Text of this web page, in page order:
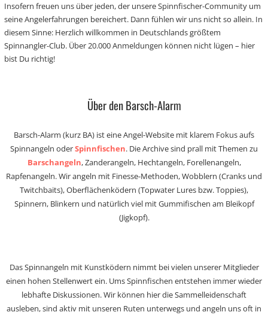
Insofern freuen uns über jeden, der unsere Spinnfischer-Community um
seine Angelerfahrungen bereichert. Dann fühlen wir uns nicht so allein. In
diesem Sinne: Herzlich willkommen in Deutschlands größtem
Spinnangler-Club. Über 20.000 Anmeldungen können nicht lügen – hier
bist Du richtig!
Über den Barsch-Alarm
Barsch-Alarm (kurz BA) ist eine Angel-Website mit klarem Fokus aufs
Spinnangeln oderSpinnfischen. Die Archive sind prall mit Themen zu
Barschangeln, Zanderangeln, Hechtangeln, Forellenangeln,
Rapfenangeln. Wir angeln mit Finesse-Methoden, Wobblern (Cranks und
Twitchbaits), Oberflächenködern (Topwater Lures bzw. Toppies),
Spinnern, Blinkern und natürlich viel mit Gummifischen am Bleikopf
(Jigkopf).
Das Spinnangeln mit Kunstködern nimmt bei vielen unserer Mitglieder
einen hohen Stellenwert ein. Ums Spinnfischen entstehen immer wieder
lebhafte Diskussionen. Wir können hier die Sammelleidenschaft
ausleben, sind aktiv mit unseren Ruten unterwegs und angeln uns oft in